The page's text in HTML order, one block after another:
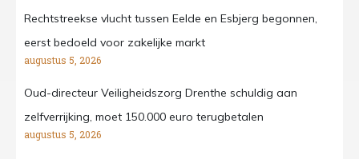
Rechtstreekse vlucht tussen Eelde en Esbjerg begonnen,
eerst bedoeld voor zakelijke markt
augustus 5, 2026
Oud-directeur Veiligheidszorg Drenthe schuldig aan
zelfverrijking, moet 150.000 euro terugbetalen
augustus 5, 2026